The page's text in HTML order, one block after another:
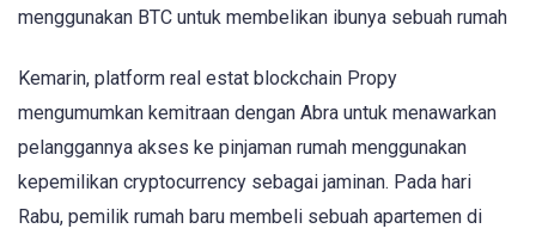
menggunakan BTC untuk membelikan ibunya sebuah rumah
Kemarin, platform real estat blockchain Propy
mengumumkan kemitraan dengan Abra untuk menawarkan
pelanggannya akses ke pinjaman rumah menggunakan
kepemilikan cryptocurrency sebagai jaminan. Pada hari
Rabu, pemilik rumah baru membeli sebuah apartemen di